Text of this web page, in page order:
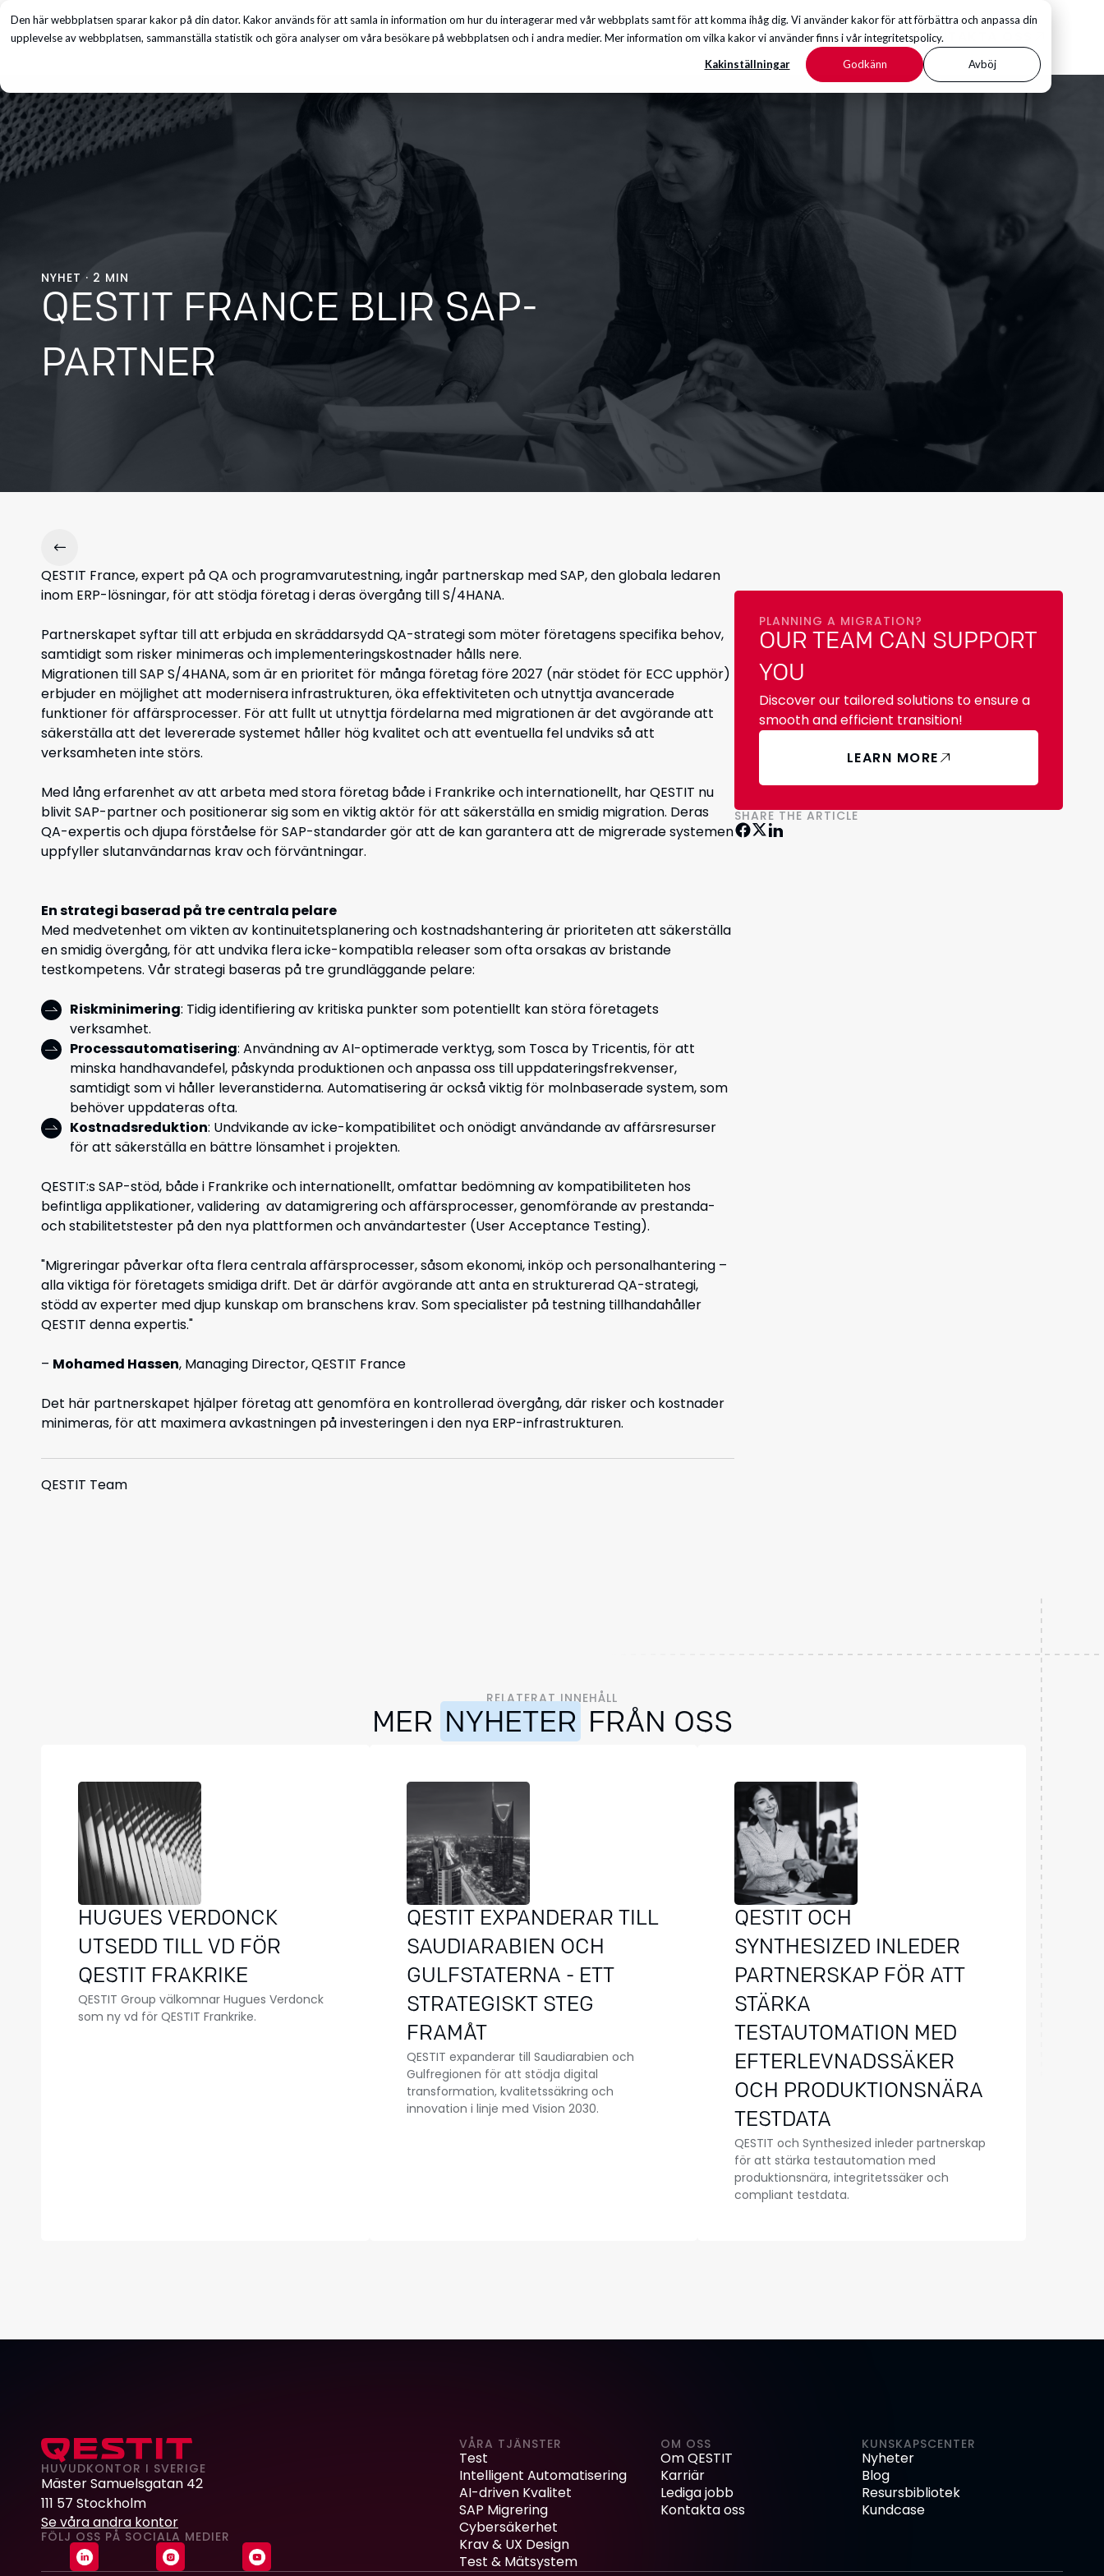
Den här webbplatsen sparar kakor på din dator. Kakor används för att samla in information om hur du interagerar med vår webbplats samt för att komma ihåg dig. Vi använder kakor för att förbättra och anpassa din
upplevelse av webbplatsen, sammanställa statistik och göra analyser om våra besökare på webbplatsen och i andra medier. Mer information om vilka kakor vi använder finns i vår integritetspolicy.
Kakinställningar Godkänn Avböj
Tjänster Insikter Om oss Karriär Kunskapscenter KONTAKTA OSS
NYHET · 2 MIN
QESTIT FRANCE BLIR SAP-
PARTNER
QESTIT France, expert på QA och programvarutestning, ingår partnerskap med SAP, den globala ledaren
inom ERP-lösningar, för att stödja företag i deras övergång till S/4HANA.
Partnerskapet syftar till att erbjuda en skräddarsydd QA-strategi som möter företagens specifika behov,
samtidigt som risker minimeras och implementeringskostnader hålls nere.
Migrationen till SAP S/4HANA, som är en prioritet för många företag före 2027 (när stödet för ECC upphör)
erbjuder en möjlighet att modernisera infrastrukturen, öka effektiviteten och utnyttja avancerade
funktioner för affärsprocesser. För att fullt ut utnyttja fördelarna med migrationen är det avgörande att
säkerställa att det levererade systemet håller hög kvalitet och att eventuella fel undviks så att
verksamheten inte störs.
Med lång erfarenhet av att arbeta med stora företag både i Frankrike och internationellt, har QESTIT nu
blivit SAP-partner och positionerar sig som en viktig aktör för att säkerställa en smidig migration. Deras
QA-expertis och djupa förståelse för SAP-standarder gör att de kan garantera att de migrerade systemen
uppfyller slutanvändarnas krav och förväntningar.
En strategi baserad på tre centrala pelare
Med medvetenhet om vikten av kontinuitetsplanering och kostnadshantering är prioriteten att säkerställa
en smidig övergång, för att undvika flera icke-kompatibla releaser som ofta orsakas av bristande
testkompetens. Vår strategi baseras på tre grundläggande pelare:
Riskminimering: Tidig identifiering av kritiska punkter som potentiellt kan störa företagets
verksamhet.
Processautomatisering: Användning av AI-optimerade verktyg, som Tosca by Tricentis, för att
minska handhavandefel, påskynda produktionen och anpassa oss till uppdateringsfrekvenser,
samtidigt som vi håller leveranstiderna. Automatisering är också viktig för molnbaserade system, som
behöver uppdateras ofta.
Kostnadsreduktion: Undvikande av icke-kompatibilitet och onödigt användande av affärsresurser
för att säkerställa en bättre lönsamhet i projekten.
QESTIT:s SAP-stöd, både i Frankrike och internationellt, omfattar bedömning av kompatibiliteten hos
befintliga applikationer, validering av datamigrering och affärsprocesser, genomförande av prestanda-
och stabilitetstester på den nya plattformen och användartester (User Acceptance Testing).
"Migreringar påverkarofta fleracentralaaffärsprocesser,såsomekonomi,inköpoch personalhantering –
allaviktiga för företagetssmidigadrift. Det ärdärföravgörandeatt antaenstruktureradQA-strategi,
stöddavexperter meddjup kunskapom branschens krav. Som specialister på testning tillhandahåller
QESTIT dennaexpertis."
– Mohamed Hassen, Managing Director,QESTIT France
Det här partnerskapet hjälper företag att genomföra en kontrollerad övergång, där risker och kostnader
minimeras, för att maximera avkastningen på investeringen i den nya ERP-infrastrukturen.
QESTIT Team
PLANNING A MIGRATION?
OUR TEAM CAN SUPPORT
YOU
Discover our tailored solutions to ensure a
smooth and efficient transition!
LEARN MORE
SHARE THE ARTICLE
RELATERAT INNEHÅLL
MER NYHETER FRÅN OSS
HUGUES VERDONCK
UTSEDD TILL VD FÖR
QESTIT FRAKRIKE
QESTIT Group välkomnar Hugues Verdonck
som ny vd för QESTIT Frankrike.
QESTIT EXPANDERAR TILL
SAUDIARABIEN OCH
GULFSTATERNA - ETT
STRATEGISKT STEG
FRAMÅT
QESTIT expanderar till Saudiarabien och
Gulfregionen för att stödja digital
transformation, kvalitetssäkring och
innovation i linje med Vision 2030.
QESTIT OCH
SYNTHESIZED INLEDER
PARTNERSKAP FÖR ATT
STÄRKA
TESTAUTOMATION MED
EFTERLEVNADSSÄKER
OCH PRODUKTIONSNÄRA
TESTDATA
QESTIT och Synthesized inleder partnerskap
för att stärka testautomation med
produktionsnära, integritetssäker och
compliant testdata.
HUVUDKONTOR I SVERIGE
Mäster Samuelsgatan 42
111 57 Stockholm
Se våra andra kontor
FÖLJ OSS PÅ SOCIALA MEDIER
VÅRA TJÄNSTER
Test
Intelligent Automatisering
AI-driven Kvalitet
SAP Migrering
Cybersäkerhet
Krav & UX Design
Test & Mätsystem
OM OSS
Om QESTIT
Karriär
Lediga jobb
Kontakta oss
KUNSKAPSCENTER
Nyheter
Blog
Resursbibliotek
Kundcase